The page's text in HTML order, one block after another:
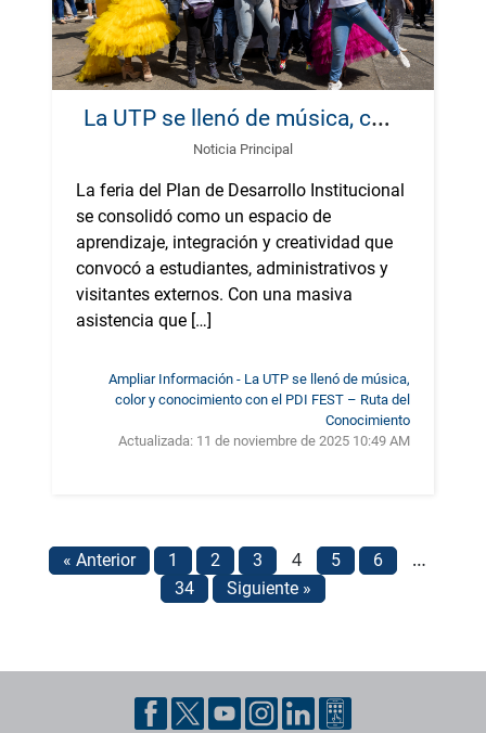
L
a UTP se llenó de música, color y conocimiento con el PDI FEST – Ruta del Conocimiento
Noticia Principal
La feria del Plan de Desarrollo Institucional
se consolidó como un espacio de
aprendizaje, integración y creatividad que
convocó a estudiantes, administrativos y
visitantes externos. Con una masiva
asistencia que […]
Ampliar Información - La UTP se llenó de música,
color y conocimiento con el PDI FEST – Ruta del
Conocimiento
Actualizada: 11 de noviembre de 2025 10:49 AM
« Anterior 1 2 3 4 5 6 …
34 Siguiente »
Pie de página con información de contacto, redes sociales y datos